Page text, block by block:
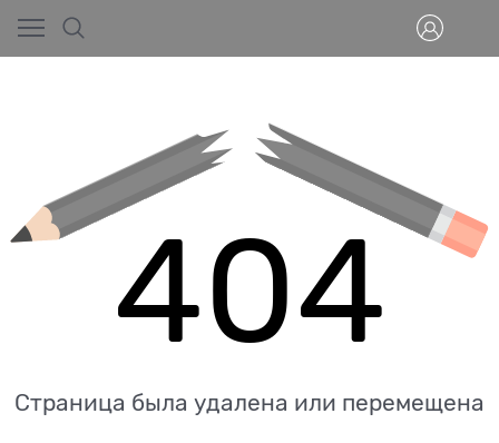
404
Страница была удалена или перемещена